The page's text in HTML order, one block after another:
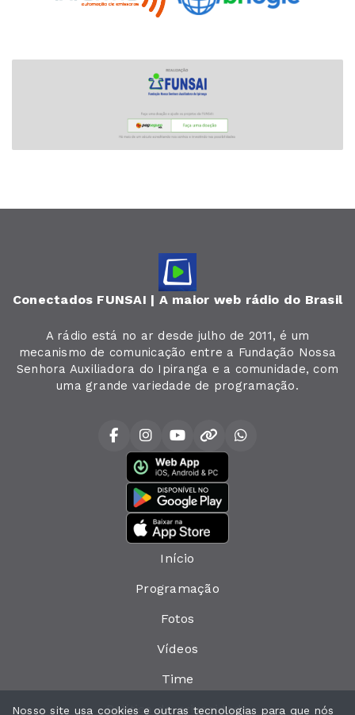
Conectados FUNSAI | A maior web rádio do Brasil
A rádio está no ar desde julho de 2011, é um
mecanismo de comunicação entre a Fundação Nossa
Senhora Auxiliadora do Ipiranga e a comunidade, com
uma grande variedade de programação.
Início
Programação
Fotos
Vídeos
Time
Política de privacidade
Nosso site usa cookies e outras tecnologias para que nós